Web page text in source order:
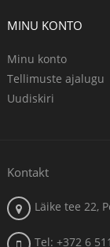
MINU KONTO
Minu konto
Tellimuste ajalugu
Uudiskiri
Kontakt
Läike tee 22,
Tel: +372 6